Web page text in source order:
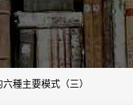
種主要模式（三）